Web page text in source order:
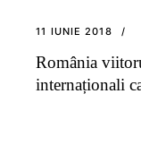
11 IUNIE 2018
România
internaționali